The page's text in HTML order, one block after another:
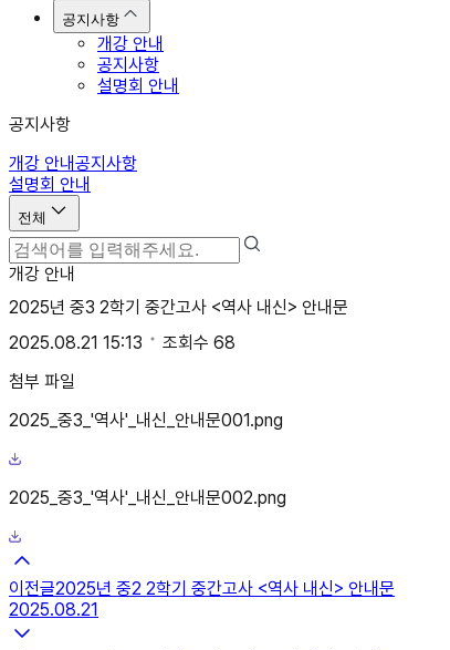
공지사항
개강 안내
공지사항
설명회 안내
공지사항
개강 안내공지사항
설명회 안내
전체
개강 안내
2025년 중3 2학기 중간고사 <역사 내신> 안내문
2025.08.21 15:13
조회수 68
첨부 파일
2025_중3_'역사'_내신_안내문001.png
2025_중3_'역사'_내신_안내문002.png
이전글2025년 중2 2학기 중간고사 <역사 내신> 안내문
2025.08.21